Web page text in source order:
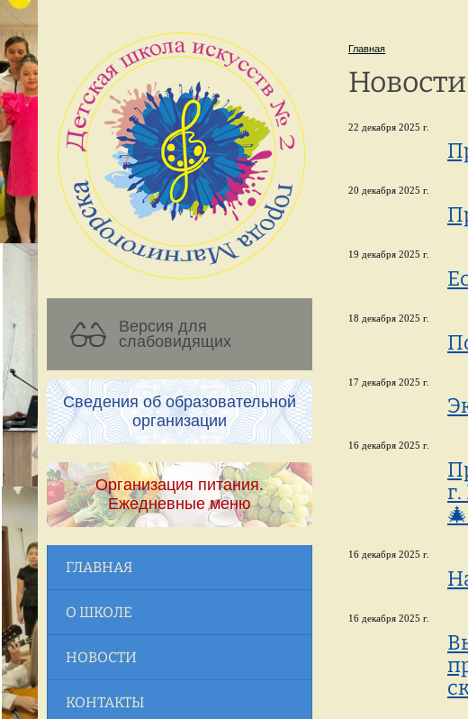
Версия для
слабовидящих
Сведения об образовательной
организации
Организация питания.
Ежедневные меню
ГЛАВНАЯ
О ШКОЛЕ
НОВОСТИ
КОНТАКТЫ
Главная
Новости
22 декабря 2025 г.
20 декабря 2025 г.
19 декабря 2025 г.
18 декабря 2025 г.
17 декабря 2025 г.
16 декабря 2025 г.
16 декабря 2025 г.
16 декабря 2025 г.